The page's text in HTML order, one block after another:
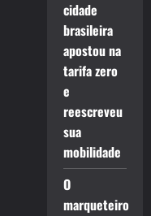
cidade
brasileira
apostou na
tarifa zero
e
reescreveu
sua
mobilidade
O
marqueteiro